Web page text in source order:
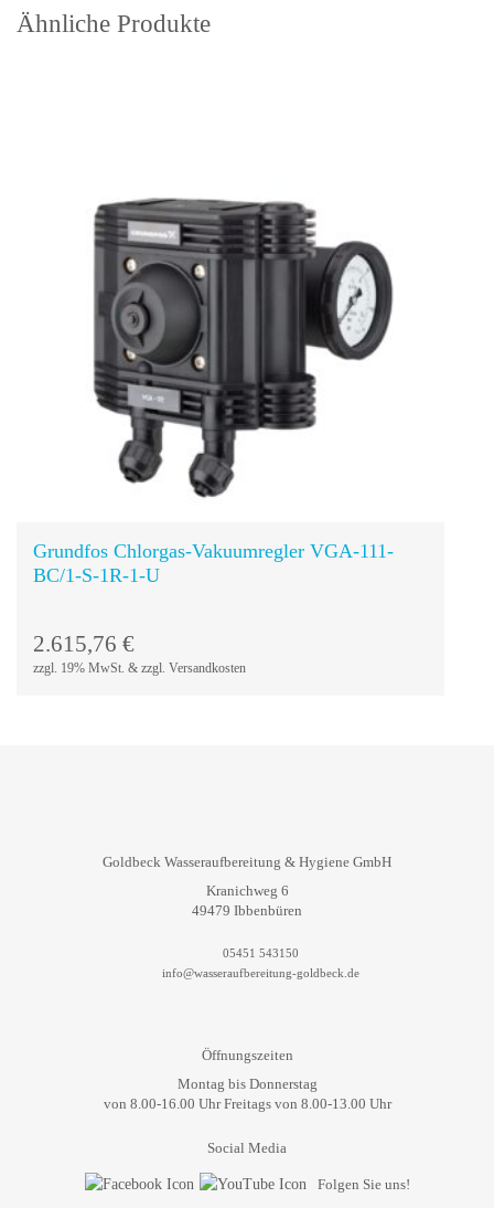
Menge
Ähnliche Produkte
Grundfos Chlorgas-Vakuumregler VGA-111-
BC/1-S-1R-1-U
2.615,76 €
zzgl. 19% MwSt. & zzgl. Versandkosten
Goldbeck Wasseraufbereitung & Hygiene GmbH
Kranichweg 6
49479 Ibbenbüren
05451 543150
info@wasseraufbereitung-goldbeck.de
Öffnungszeiten
Montag bis Donnerstag
von 8.00-16.00 Uhr Freitags von 8.00-13.00 Uhr
Social Media
Folgen Sie uns!